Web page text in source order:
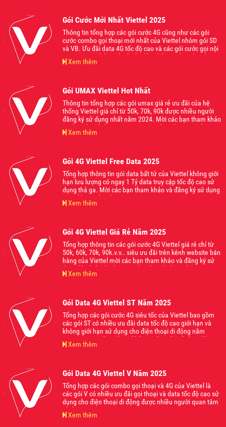
Gói Cước Mới Nhất Viettel 2025
Thông tin tổng hợp các gói cước 4G cũng như các gói
cước combo gọi thoại mới nhất của Viettel nhóm gói SD
và VB. Ưu đãi data 4G tốc độ cao và các gói cước gọi nội
ngoại mạng thả ga dành cho khách hàng đăng ký sử
dụng, phù hợp với mọi nhu cầu và lứa tuổi, giá cực mềm
Xem thêm
Gói UMAX Viettel Hot Nhất
Thông tin tổng hợp các gói umax giá rẻ ưu đãi của hệ
thống Viettel giá chỉ từ 50k, 70k, 90k được nhiều người
đăng ký sử dụng nhất năm 2024. Mời các bạn tham khảo
và đăng ký sử dụng ngay gói cước đang làm mưa làm gió
trên thị trường hiện nay nhé.
Xem thêm
Gói 4G Viettel Free Data 2025
Tổng hợp thông tin gói data bất tử của Viettel không giới
hạn lưu lượng có ngay 1 Tỷ data truy cập tốc độ cao sử
dụng thả ga. Mời các bạn tham khảo và đăng ký sử dụng
ngay khi có nhu cầu.
Xem thêm
Gói 4G Viettel Giá Rẻ Năm 2025
Tổng hợp thông tin các gói cước 4G Viettel giá rẻ chỉ từ
50k, 60k, 70k, 90k.v.v.. siêu ưu đãi trên kênh website bán
hàng của Viettel mời các bạn tham khảo và đăng ký sử
dụng khi thấy phù hợp với nhu cầu của bạn nhé.
Xem thêm
Gói Data 4G Viettel ST Năm 2025
Tổng hợp các gói cước 4G siêu tốc của Viettel bao gồm
các gói ST có nhiều ưu đãi data tốc độ cao giới hạn và
không giới hạn sử dụng cho điện thoại di động năm
2025. Mời các bạn tham khảo và đăng ký sử dụng khi
thấy phù hợp với nhu cầu của mình nhé.
Xem thêm
Gói Data 4G Viettel V Năm 2025
Tổng hợp các gói combo gọi thoại và 4G của Viettel là
các gói V có nhiều ưu đãi gọi thoại và data tốc độ cao sử
dụng cho điện thoại di động được nhiều người quan tâm
nhất năm 2025.
Xem thêm